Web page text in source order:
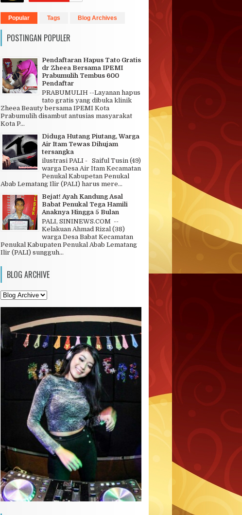
Popular Tags Blog Archives
POSTINGAN POPULER
Pendaftaran Hapus Tato Gratis
dr Zheea Bersama IPEMI
Prabumulih Tembus 600
Pendaftar
PRABUMULIH --Layanan hapus
tato gratis yang dibuka klinik
Zheea Beauty bersama IPEMI Kota
Prabumulih disambut antusias masyarakat
Kota P...
Diduga Hutang Piutang, Warga
Air Itam Tewas Dihujam
tersangka
ilustrasi PALI - Saiful Tusin (49)
warga Desa Air Itam Kecamatan
Penukal Kabupetan Penukal
Abab Lematang Ilir (PALI) harus mere...
Bejat! Ayah Kandung Asal
Babat Penukal Tega Hamili
Anaknya Hingga 5 Bulan
PALI, SININEWS.COM --
Kelakuan Ahmad Rizal (38)
warga Desa Babat Kecamatan
Penukal Kabupaten Penukal Abab Lematang
Ilir (PALI) sungguh...
BLOG ARCHIVE